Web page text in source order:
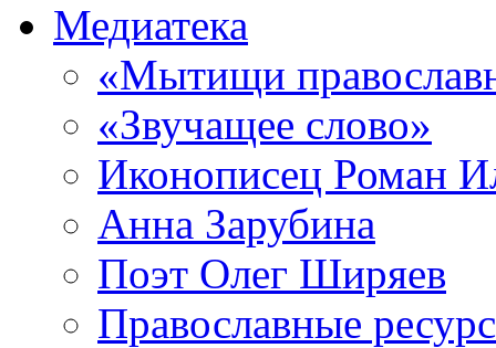
Медиатека
«Мытищи
«Звучащее слово»
Иконописец Роман
Анна Зарубина
Поэт Олег Ширяев
Православные